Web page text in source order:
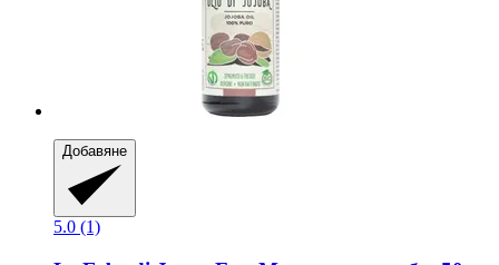
Добавяне
5.0 (1)